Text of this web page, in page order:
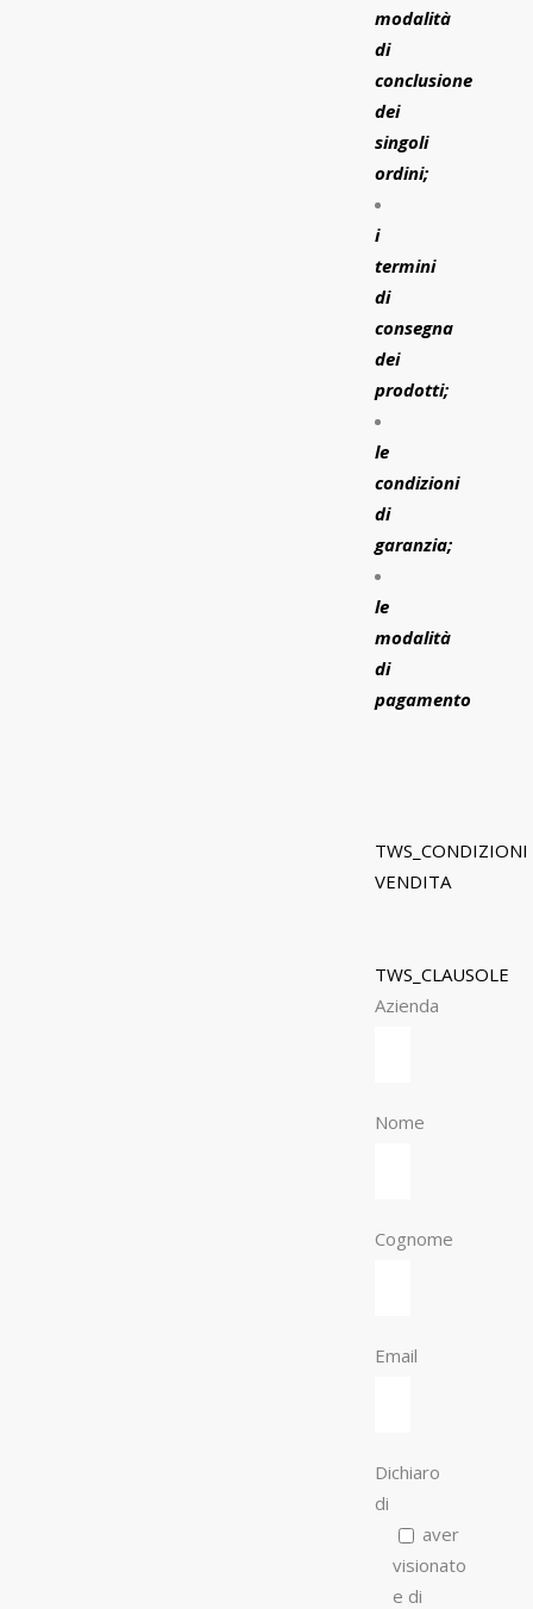
modalità
di
conclusione
dei
singoli
ordini;
i
termini
di
consegna
dei
prodotti;
le
condizioni
di
garanzia;
le
modalità
di
pagamento
TWS_CONDIZIONI
VENDITA
TWS_CLAUSOLE
Azienda
Nome
Cognome
Email
Dichiaro
di
aver
visionato
e di